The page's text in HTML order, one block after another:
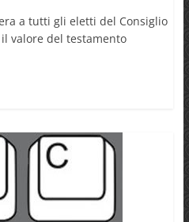
a tutti gli eletti del Consiglio
valore del testamento